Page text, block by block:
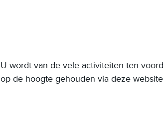
U wordt van de vele activiteiten ten
op de hoogte gehouden via deze